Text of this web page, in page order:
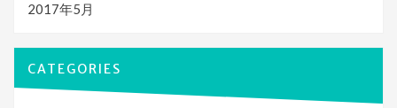
2017年5月
CATEGORIES